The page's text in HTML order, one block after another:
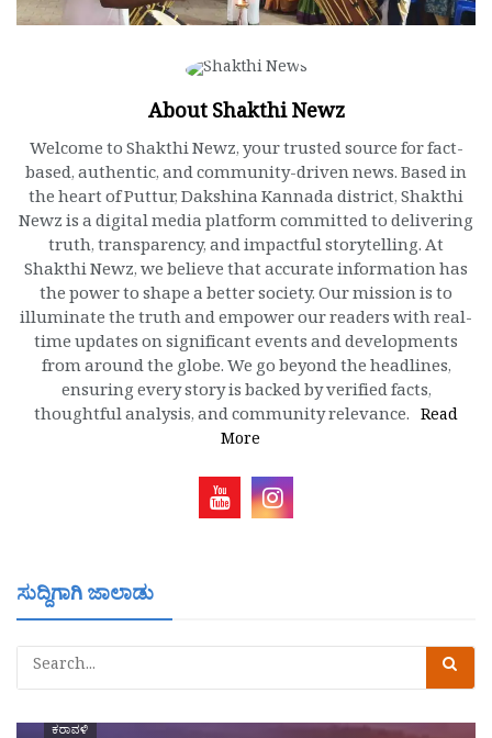
About Shakthi Newz
Welcome to Shakthi Newz, your trusted source for fact-
based, authentic, and community-driven news. Based in
the heart of Puttur, Dakshina Kannada district, Shakthi
Newz is a digital media platform committed to delivering
truth, transparency, and impactful storytelling. At
Shakthi Newz, we believe that accurate information has
the power to shape a better society. Our mission is to
illuminate the truth and empower our readers with real-
time updates on significant events and developments
from around the globe. We go beyond the headlines,
ensuring every story is backed by verified facts,
thoughtful analysis, and community relevance. Read
More
ಸುದ್ದಿಗಾಗಿ ಜಾಲಾಡು
ಕರಾವಳಿ